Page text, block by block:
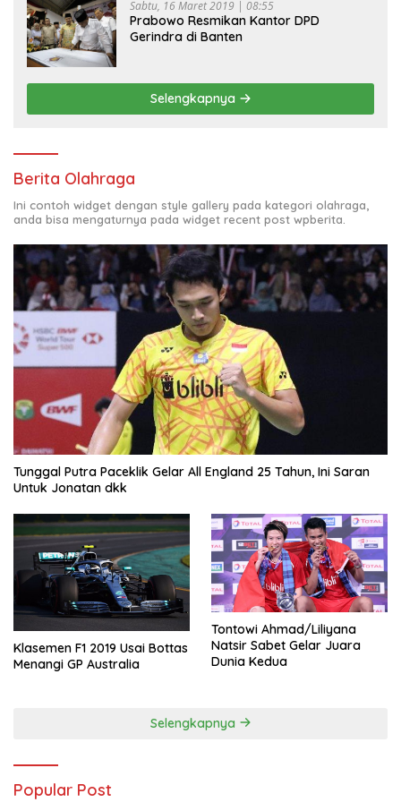
Sabtu, 16 Maret 2019 | 08:55
Prabowo Resmikan Kantor DPD
Gerindra di Banten
Selengkapnya
Berita Olahraga
Ini contoh widget dengan style gallery pada kategori olahraga,
anda bisa mengaturnya pada widget recent post wpberita.
Tunggal Putra Paceklik Gelar All England 25 Tahun, Ini Saran
Untuk Jonatan dkk
Klasemen F1 2019 Usai Bottas
Menangi GP Australia
Tontowi Ahmad/Liliyana
Natsir Sabet Gelar Juara
Dunia Kedua
Selengkapnya
Popular Post